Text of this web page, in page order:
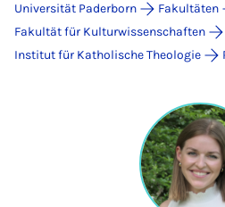
Universität Paderborn
Fakultäten
Fakultät für Kulturwissenschaften
Institut für Katholische Theologie